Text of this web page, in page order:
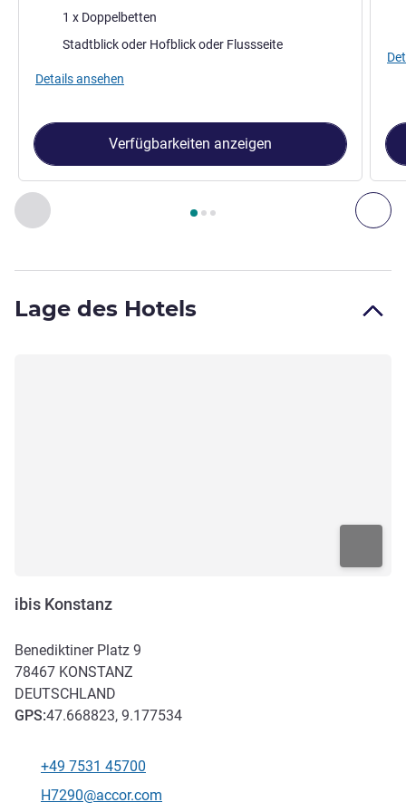
Zurück - Zimmer
Seite1 , Zimmer 1 : Standard Zimmer mit 1
Bettwäsche
1 x Doppelbetten
Aussicht:
Stadtblick oder Hofblick oder Flussseite
Details ansehen
Verfügbarkeiten anzeigen
Lage des Hotels
ibis Konstanz
Benediktiner Platz 9
78467 KONSTANZ
DEUTSCHLAND
GPS:47.668823, 9.177534
+49 7531 45700
Kontakt-E-Mail
H7290@accor.com